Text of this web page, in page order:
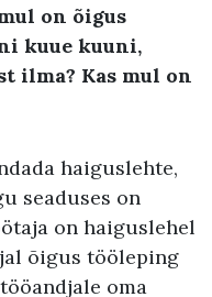
on õigus
kuue kuuni,
ilma? Kas mul on
haiguslehte,
seaduses on
on haiguslehel
õigus tööleping
oma